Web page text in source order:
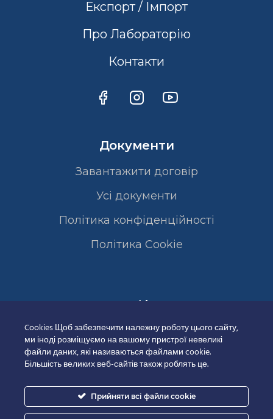
Експорт / Імпорт
Про Лабораторію
Контакти
Документи
Завантажити договір
Усі документи
Політика конфіденційності
Полiтика Cookie
Сертифікати
Cookies Щоб забезпечити належну роботу цього сайту,
ми іноді розміщуємо на вашому пристрої невеликі
файли даних, які називаються файлами cookie.
Більшість великих веб-сайтів також роблять це.
Прийняти всі файли cookie